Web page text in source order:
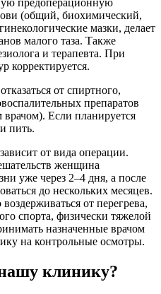
предоперационную
(общий, биохимический,
мазки, делает
малого таза. Также
и терапевта. При
корректируется.
от спиртного,
препаратов
врачом). Если планируется
пить.
от вида операции.
женщина
уже через 2–4 дня, а после
до нескольких месяцев.
от перегрева,
спорта, физически тяжелой
назначенные врачом
на контрольные осмотры.
клинику?